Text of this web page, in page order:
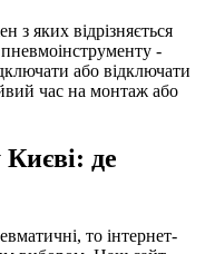
з яких відрізняється
-
або відключати
час на монтаж або
де
то інтернет-